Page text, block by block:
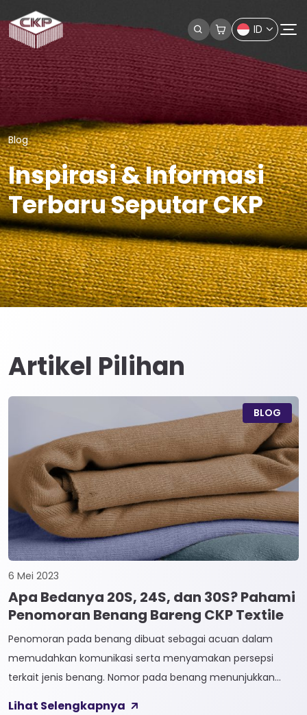
ID
Blog
Inspirasi & Informasi
Terbaru Seputar CKP
Artikel Pilihan
BLOG
6 Mei 2023
Apa Bedanya 20S, 24S, dan 30S? Pahami
Penomoran Benang Bareng CKP Textile
Penomoran pada benang dibuat sebagai acuan dalam
memudahkan komunikasi serta menyamakan persepsi
terkait jenis benang. Nomor pada benang menunjukkan
Lihat Selengkapnya